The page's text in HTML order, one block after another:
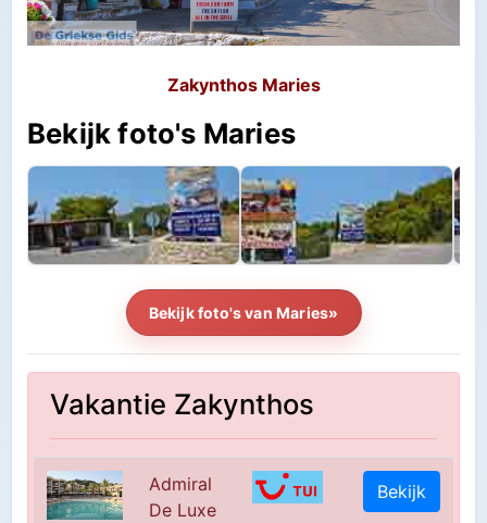
Zakynthos Maries
Bekijk foto's Maries
Bekijk foto's van Maries»
Vakantie Zakynthos
Admiral
De Luxe
Bekijk